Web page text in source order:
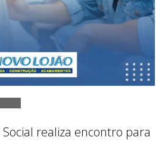
realiza encontro para